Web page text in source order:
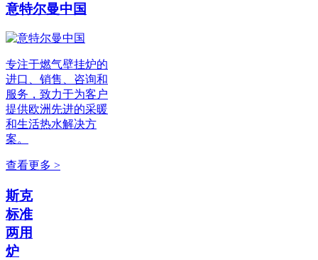
意特尔曼中国
专注于燃气壁挂炉的
进口、销售、咨询和
服务，致力于为客户
提供欧洲先进的采暖
和生活热水解决方
案。
查看更多 >
斯克
标准
两用
炉